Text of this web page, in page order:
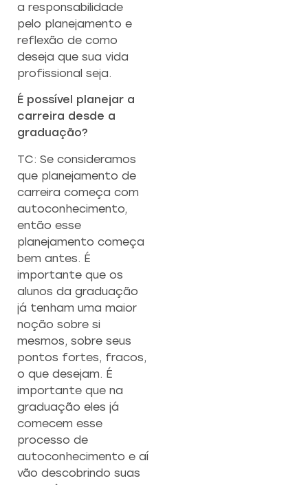
a responsabilidade
pelo planejamento e
reflexão de como
deseja que sua vida
profissional seja.
É possível planejar a
carreira desde a
graduação?
TC: Se consideramos
que planejamento de
carreira começa com
autoconhecimento,
então esse
planejamento começa
bem antes. É
importante que os
alunos da graduação
já tenham uma maior
noção sobre si
mesmos, sobre seus
pontos fortes, fracos,
o que desejam. É
importante que na
graduação eles já
comecem esse
processo de
autoconhecimento e aí
vão descobrindo suas